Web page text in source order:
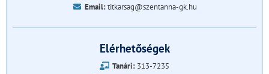
Email:titkarsag@szentanna-gk.hu
Elérhetőségek
Tanári: 313-7235